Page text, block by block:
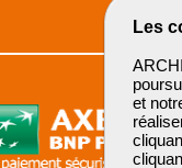
Les
et